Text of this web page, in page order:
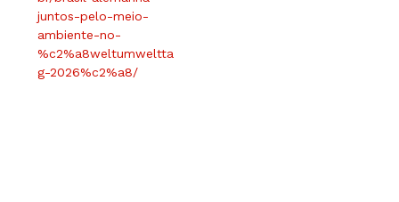
juntos-pelo-meio-
ambiente-no-
%c2%a8weltumweltta
g-2026%c2%a8/